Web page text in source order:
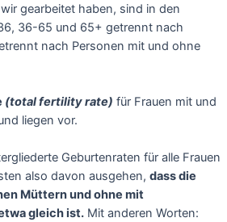
gearbeitet haben, sind in den
36-65 und 65+ getrennt nach
nach Personen mit und ohne
(total fertility rate) für Frauen mit und
liegen vor.
Geburtenraten für alle Frauen
also davon ausgehen, dass die
Müttern und ohne mit
gleich ist. Mit anderen Worten: